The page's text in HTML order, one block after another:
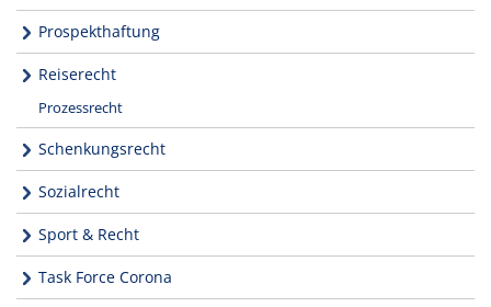
Prospekthaftung
Reiserecht
Prozessrecht
Schenkungsrecht
Sozialrecht
Sport & Recht
Task Force Corona